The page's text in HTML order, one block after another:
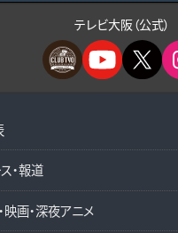
テレビ大阪（公式）
・報道
映画・深夜アニメ